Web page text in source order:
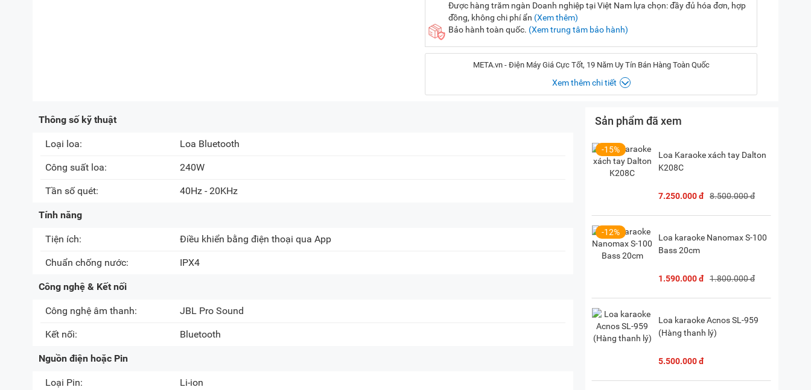
Được hàng trăm ngàn Doanh nghiệp tại Việt Nam lựa chọn: đầy đủ hóa đơn, hợp
đồng, không chi phí ẩn (Xem thêm)
Bảo hành toàn quốc. (Xem trung tâm bảo hành)
META.vn - Điện Máy Giá Cực Tốt, 19 Năm Uy Tín Bán Hàng Toàn Quốc
Xem thêm chi tiết
Địa chỉ:
Chỉ đường)
Chỉ đường)
716-718 Điện Biên Phủ, P. Vườn Lài, TP. HCM( Chỉ đường)
Thông số kỹ thuật
Loại loa: Loa Bluetooth
Công suất loa: 240W
Tần số quét: 40Hz - 20KHz
Tính năng
Tiện ích: Điều khiển bằng điện thoại qua App
Chuẩn chống nước: IPX4
Công nghệ & Kết nối
Công nghệ âm thanh: JBL Pro Sound
Kết nối: Bluetooth
Nguồn điện hoặc Pin
Loại Pin: Li-ion
Sản phẩm đã xem
-15%
Loa Karaoke xách tay Dalton
K208C
7.250.000 đ 8.500.000 đ
-12%
Loa karaoke Nanomax S-100
Bass 20cm
1.590.000 đ 1.800.000 đ
Loa karaoke Acnos SL-959
(Hàng thanh lý)
5.500.000 đ